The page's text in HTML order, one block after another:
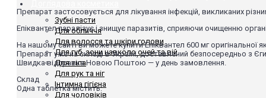
Зубні пасти
Для обличчя
Для волосся та шкіри голови
Для губ, зони навколо очей та вій
Для тіла
Для рук та ніг
Інтимна гігієна
Для чоловіків
Препарат застосовується для лікування інфекцій, викликаних
Епіквантел паралізує і знищує паразитів, сприяючи очищенню
На нашому сайті ви можете купити Епіквантел 600 мг оригінальної
Препарат уже на складі в Україні, доставлений безпосередньо з
Швидка відправка Новою Поштою — у день замовлення.
Склад
Одна таблетка містить: